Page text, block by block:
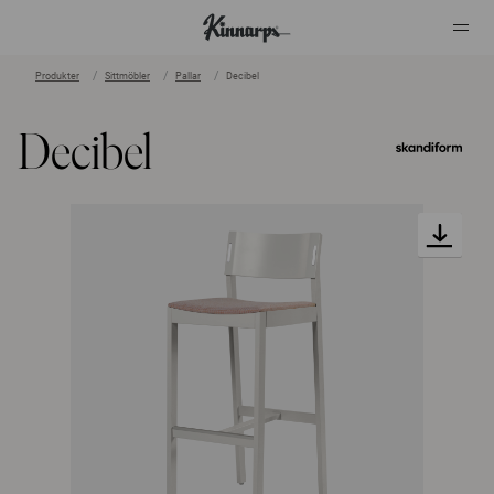
Produkter Sittmöbler Pallar Decibel
Decibel